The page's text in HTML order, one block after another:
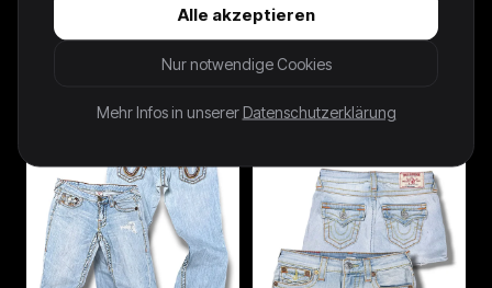
90s Avanti By C&A Shirt
Photoprint Gestreift Grün
90s Thomas Crickmay Shirt
Photoprint Schwarz
Alle akzeptieren
Nur notwendige Cookies
Mehr Infos in unserer Datenschutzerklärung